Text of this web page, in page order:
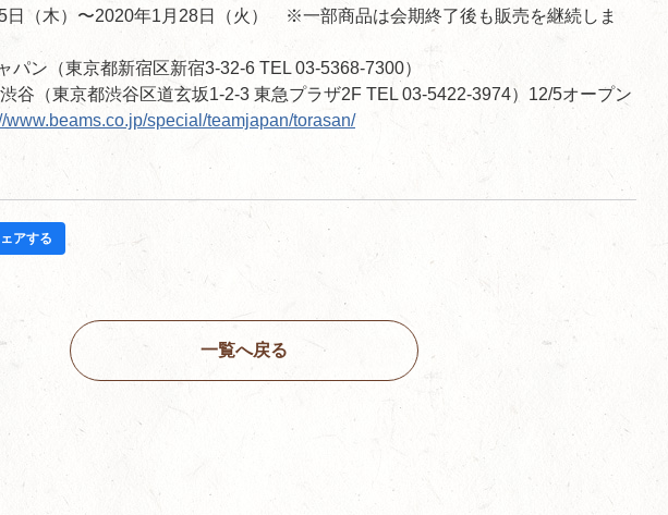
日（木）〜2020年1月28日（火） ※一部商品は会期終了後も販売を継続しま
パン（東京都新宿区新宿3-32-6 TEL 03-5368-7300）
谷（東京都渋谷区道玄坂1-2-3 東急プラザ2F TEL 03-5422-3974）12/5オープン
www.beams.co.jp/special/teamjapan/torasan/
アする
一覧へ戻る